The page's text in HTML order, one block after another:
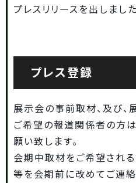
プレスリリースを出しました
プレス登録
展示会の事前取材、及び
ご希望の報道関係者の方
願い致します。
会期中取材をご希望され
等を会期前に改めてご連絡